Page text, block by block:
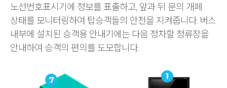
노선번호표시기에 정보를 표출하고, 앞과 뒤 문의 개폐
상태를 모니터링하여 탑승객들의 안전을 지켜줍니다. 버스
내부에 설치된 승객용 안내기에는 다음 정차할 정류장을
안내하여 승객의 편의를 도모합니다.